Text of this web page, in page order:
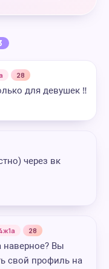
28
для девушек ‼️
через вк
28
наверное? Вы
свой профиль на